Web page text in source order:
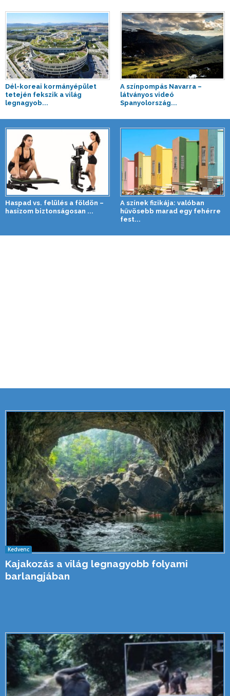
Dél-koreai kormányépület
tetején fekszik a világ
legnagyob...
A színpompás Navarra –
látványos videó
Spanyolország...
Haspad vs. felülés a földön –
hasizom biztonságosan ...
A színek fizikája: valóban
hűvösebb marad egy fehérre
fest...
Kedvenc
Kajakozás a világ legnagyobb folyami
barlangjában